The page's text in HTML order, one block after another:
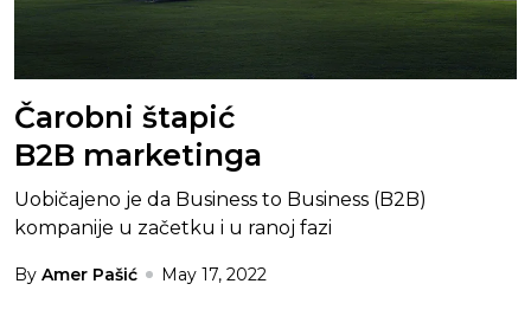
Čarobni štapić
B2B marketinga
Uobičajeno je da Business to Business (B2B)
kompanije u začetku i u ranoj fazi
By Amer Pašić May 17, 2022